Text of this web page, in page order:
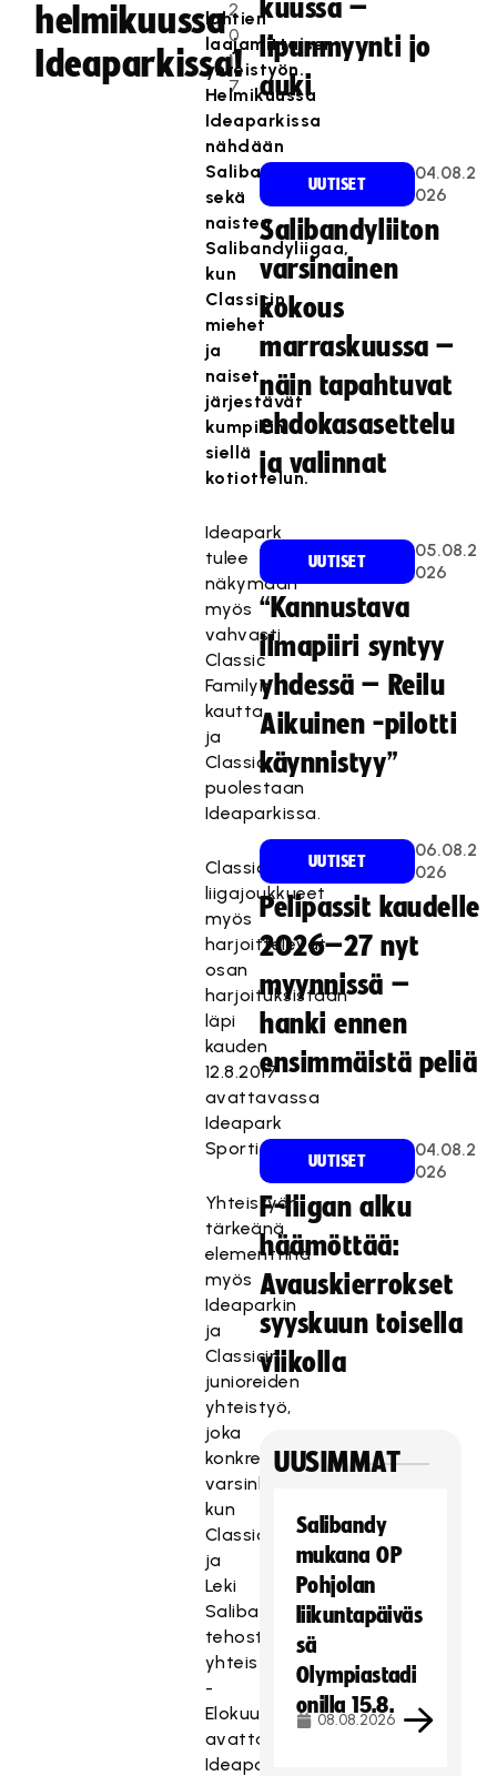
helmikuussa
Ideaparkissa!
2
0
1
7
lähtien
laajamittaisen
yhteistyön.
Helmikuussa
Ideaparkissa
nähdään
Salibandyliigaa
sekä
naisten
Salibandyliigaa,
kun
Classicin
miehet
ja
naiset
järjestävät
kumpikin
siellä
kotiottelun.
Ideapark
tulee
näkymään
myös
vahvasti
Classic
Familyn
kautta
ja
Classic
puolestaan
Ideaparkissa.
Classicin
liigajoukkueet
myös
harjoittelevat
osan
harjoituksistaan
läpi
kauden
12.8.2017
avattavassa
Ideapark
Sportissa.
Yhteistyön
tärkeänä
elementtinä
myös
Ideaparkin
ja
Classicin
junioreiden
yhteistyö,
joka
konkretisoituu
varsinkinkin
kun
Classic
ja
Leki
Salibandy
tehostavat
yhteistyötään.
-
Elokuussa
avattavassa
Ideapark
kuussa –
lipunmyynti jo
auki
UUTISET
04.08.2
026
Salibandyliiton
varsinainen
kokous
marraskuussa –
näin tapahtuvat
ehdokasasettelu
ja valinnat
UUTISET
05.08.2
026
“Kannustava
ilmapiiri syntyy
yhdessä – Reilu
Aikuinen -pilotti
käynnistyy”
UUTISET
06.08.2
026
Pelipassit kaudelle
2026–27 nyt
myynnissä –
hanki ennen
ensimmäistä peliä
UUTISET
04.08.2
026
F-liigan alku
häämöttää:
Avauskierrokset
syyskuun toisella
viikolla
UUSIMMAT
Salibandy
mukana OP
Pohjolan
liikuntapäiväs
sä
Olympiastadi
onilla 15.8.
08.08.2026